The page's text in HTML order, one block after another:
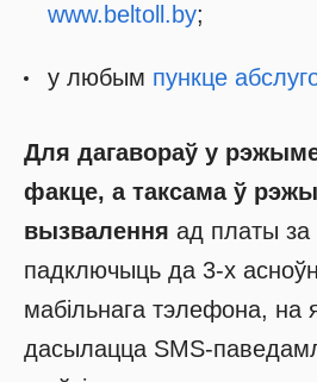
www.beltoll.by;
у любым пункце
Для дагавораў у
факце, а таксама ў
вызвалення ад платы
падключыць да 3-х
мабільнага тэлефона, на
дасылацца SMS-